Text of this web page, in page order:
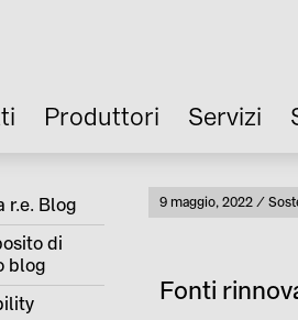
Produttori Servizi
r.e. Blog
di
blog
Pubblicato
9 maggio, 2022
Fonti